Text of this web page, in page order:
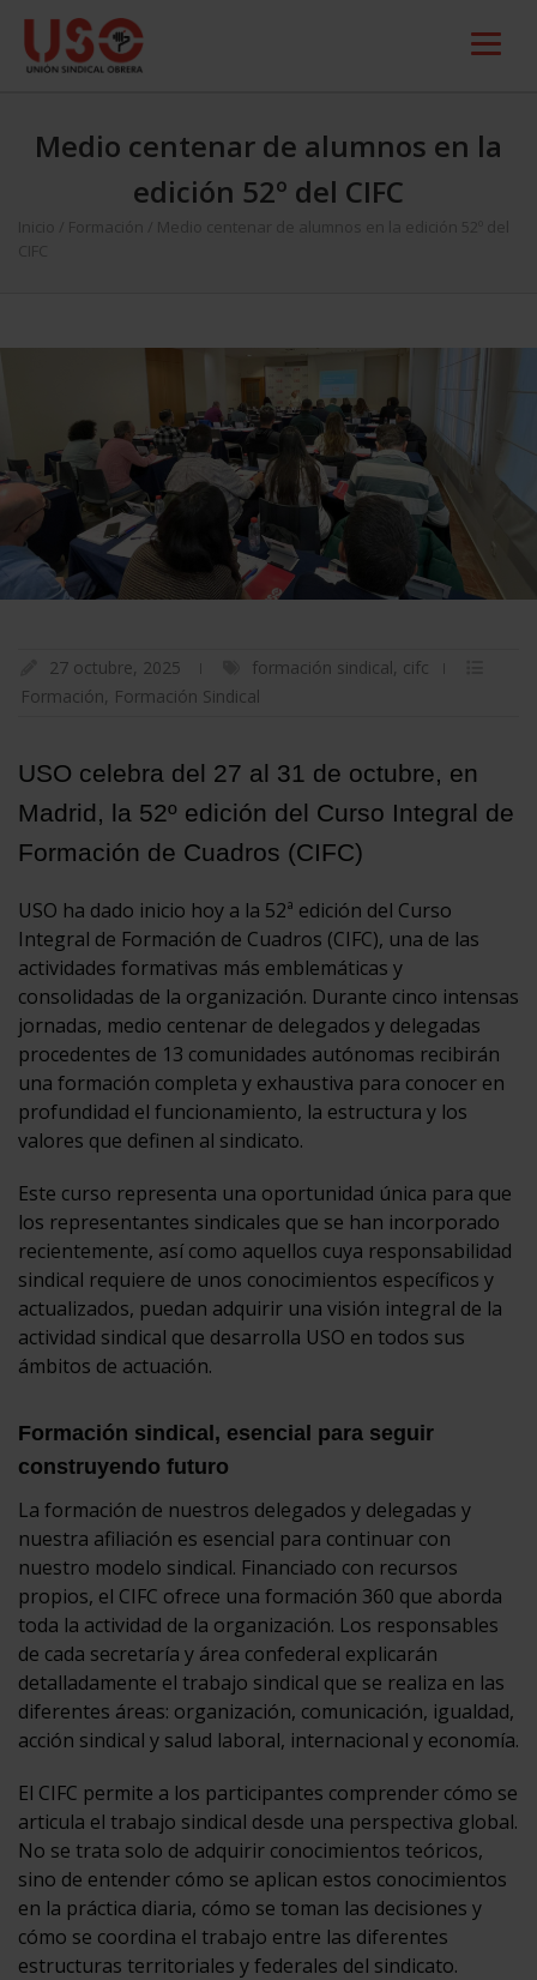
Medio centenar de alumnos en la
edición 52º del CIFC
Inicio Formación
Medio centenar de alumnos en la edición 52º del
CIFC
27 octubre, 2025 formación sindical, cifc
Formación, Formación Sindical
USO celebra del 27 al 31 de octubre, en
Madrid, la 52º edición del Curso Integral de
Formación de Cuadros (CIFC)
USO ha dado inicio hoy a la 52ª edición del Curso
Integral de Formación de Cuadros (CIFC), una de las
actividades formativas más emblemáticas y
consolidadas de la organización. Durante cinco intensas
jornadas, medio centenar de delegados y delegadas
procedentes de 13 comunidades autónomas recibirán
una formación completa y exhaustiva para conocer en
profundidad el funcionamiento, la estructura y los
valores que definen al sindicato.
Este curso representa una oportunidad única para que
los representantes sindicales que se han incorporado
recientemente, así como aquellos cuya responsabilidad
sindical requiere de unos conocimientos específicos y
actualizados, puedan adquirir una visión integral de la
actividad sindical que desarrolla USO en todos sus
ámbitos de actuación.
Formación sindical, esencial para seguir
construyendo futuro
La formación de nuestros delegados y delegadas y
nuestra afiliación es esencial para continuar con
nuestro modelo sindical. Financiado con recursos
propios, el CIFC ofrece una formación 360 que aborda
toda la actividad de la organización. Los responsables
de cada secretaría y área confederal explicarán
detalladamente el trabajo sindical que se realiza en las
diferentes áreas: organización, comunicación, igualdad,
acción sindical y salud laboral, internacional y economía.
El CIFC permite a los participantes comprender cómo se
articula el trabajo sindical desde una perspectiva global.
No se trata solo de adquirir conocimientos teóricos,
sino de entender cómo se aplican estos conocimientos
en la práctica diaria, cómo se toman las decisiones y
cómo se coordina el trabajo entre las diferentes
estructuras territoriales y federales del sindicato.